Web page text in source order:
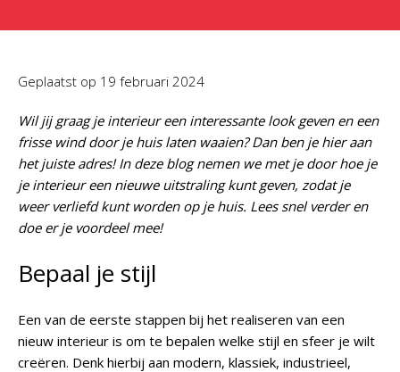
Geplaatst op 19 februari 2024
Wil jij graag je interieur een interessante look geven en een
frisse wind door je huis laten waaien? Dan ben je hier aan
het juiste adres! In deze blog nemen we met je door hoe je
je interieur een nieuwe uitstraling kunt geven, zodat je
weer verliefd kunt worden op je huis. Lees snel verder en
doe er je voordeel mee!
Bepaal je stijl
Een van de eerste stappen bij het realiseren van een
nieuw interieur is om te bepalen welke stijl en sfeer je wilt
creëren. Denk hierbij aan modern, klassiek, industrieel,